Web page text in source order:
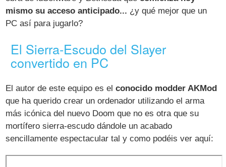
mismo su acceso anticipado... ¿y qué mejor que un
PC así para jugarlo?
El Sierra-Escudo del Slayer
convertido en PC
El autor de este equipo es elconocido modder AKMod
que ha querido crear un ordenador utilizando el arma
más icónica del nuevo Doom que no es otra que su
mortífero sierra-escudo dándole un acabado
sencillamente espectacular tal y como podéis ver aquí: